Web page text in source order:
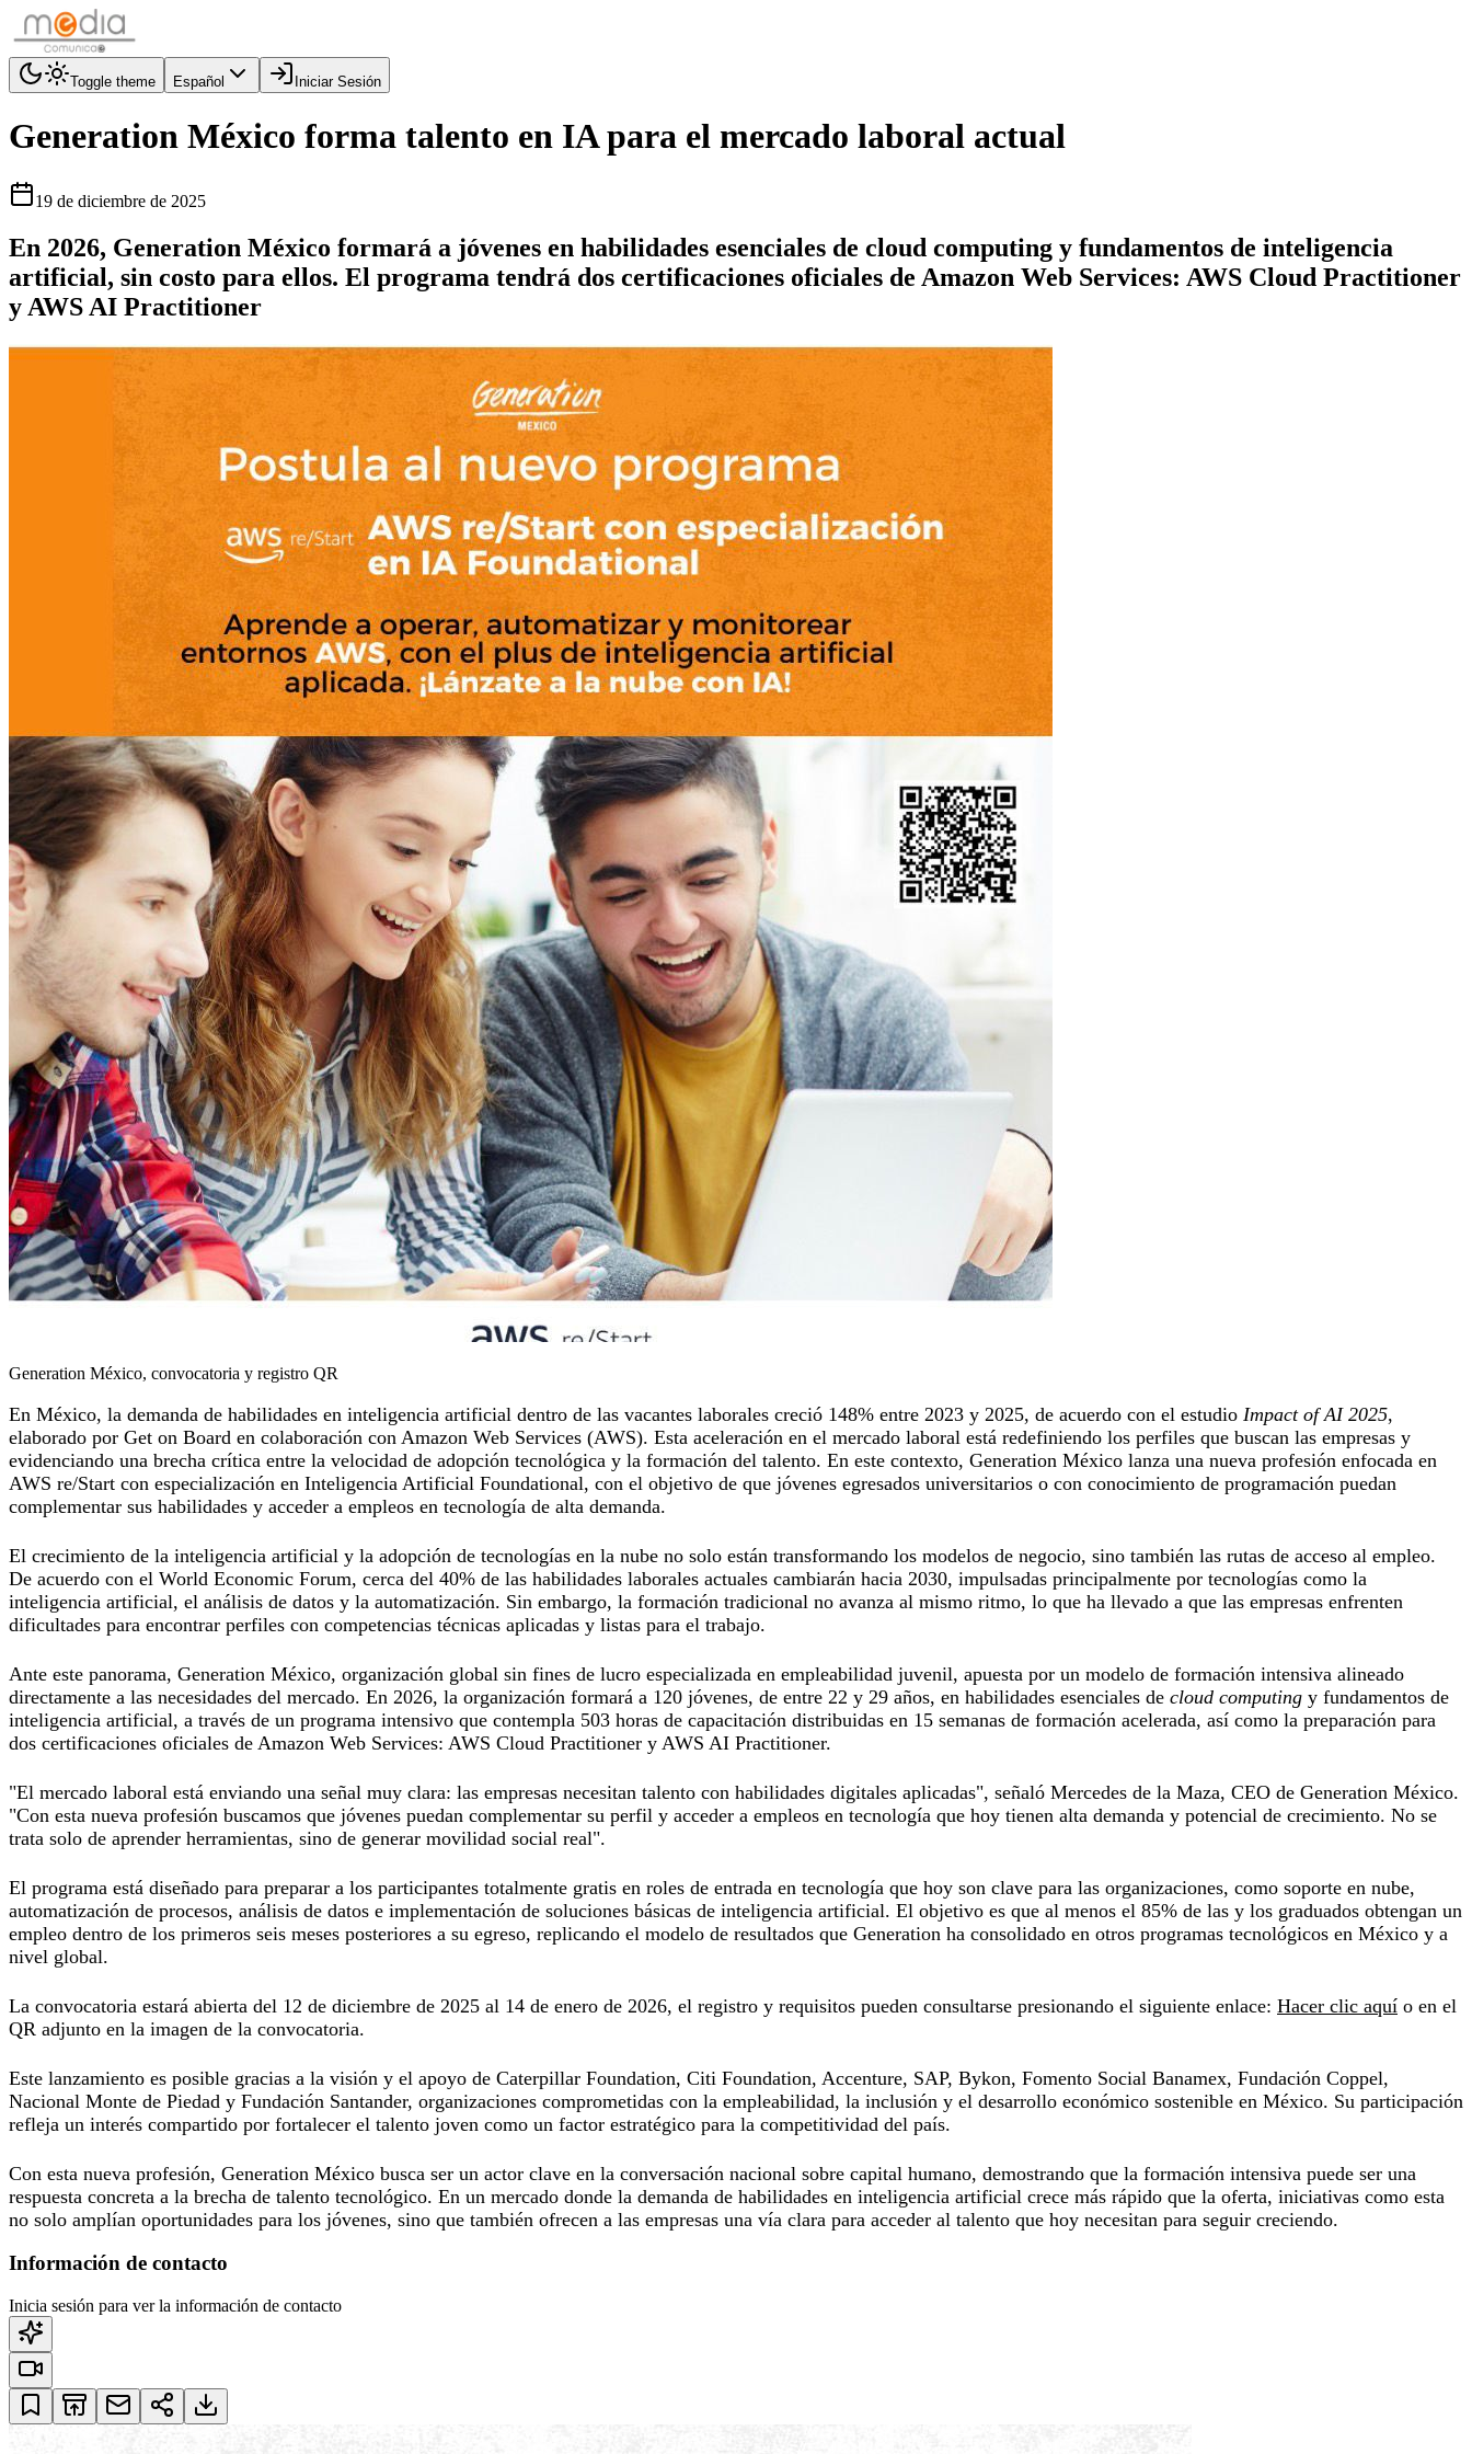
Toggle theme Español Iniciar Sesión
Generation México forma talento en IA para el mercado laboral actual
19 de diciembre de 2025
En 2026, Generation México formará a jóvenes en habilidades esenciales de cloud computing y fundamentos de inteligencia
artificial, sin costo para ellos. El programa tendrá dos certificaciones oficiales de Amazon Web Services: AWS Cloud Practitioner
y AWS AI Practitioner
Generation México, convocatoria y registro QR
En México, la demanda de habilidades en inteligencia artificial dentro de las vacantes laborales creció 148% entre 2023 y 2025, de acuerdo con el estudio Impact of AI 2025,
elaborado por Get on Board en colaboración con Amazon Web Services (AWS). Esta aceleración en el mercado laboral está redefiniendo los perfiles que buscan las empresas y
evidenciando una brecha crítica entre la velocidad de adopción tecnológica y la formación del talento. En este contexto, Generation México lanza una nueva profesión enfocada en
AWS re/Start con especialización en Inteligencia Artificial Foundational, con el objetivo de que jóvenes egresados universitarios o con conocimiento de programación puedan
complementar sus habilidades y acceder a empleos en tecnología de alta demanda.
El crecimiento de la inteligencia artificial y la adopción de tecnologías en la nube no solo están transformando los modelos de negocio, sino también las rutas de acceso al empleo.
De acuerdo con el World Economic Forum, cerca del 40% de las habilidades laborales actuales cambiarán hacia 2030, impulsadas principalmente por tecnologías como la
inteligencia artificial, el análisis de datos y la automatización. Sin embargo, la formación tradicional no avanza al mismo ritmo, lo que ha llevado a que las empresas enfrenten
dificultades para encontrar perfiles con competencias técnicas aplicadas y listas para el trabajo.
Ante este panorama, Generation México, organización global sin fines de lucro especializada en empleabilidad juvenil, apuesta por un modelo de formación intensiva alineado
directamente a las necesidades del mercado. En 2026, la organización formará a 120 jóvenes, de entre 22 y 29 años, en habilidades esenciales de cloud computing y fundamentos de
inteligencia artificial, a través de un programa intensivo que contempla 503 horas de capacitación distribuidas en 15 semanas de formación acelerada, así como la preparación para
dos certificaciones oficiales de Amazon Web Services: AWS Cloud Practitioner y AWS AI Practitioner.
"El mercado laboral está enviando una señal muy clara: las empresas necesitan talento con habilidades digitales aplicadas", señaló Mercedes de la Maza, CEO de Generation México.
"Con esta nueva profesión buscamos que jóvenes puedan complementar su perfil y acceder a empleos en tecnología que hoy tienen alta demanda y potencial de crecimiento. No se
trata solo de aprender herramientas, sino de generar movilidad social real".
El programa está diseñado para preparar a los participantes totalmente gratis en roles de entrada en tecnología que hoy son clave para las organizaciones, como soporte en nube,
automatización de procesos, análisis de datos e implementación de soluciones básicas de inteligencia artificial. El objetivo es que al menos el 85% de las y los graduados obtengan un
empleo dentro de los primeros seis meses posteriores a su egreso, replicando el modelo de resultados que Generation ha consolidado en otros programas tecnológicos en México y a
nivel global.
La convocatoria estará abierta del 12 de diciembre de 2025 al 14 de enero de 2026, el registro y requisitos pueden consultarse presionando el siguiente enlace: Hacer clic aquí o en el
QR adjunto en la imagen de la convocatoria.
Este lanzamiento es posible gracias a la visión y el apoyo de Caterpillar Foundation, Citi Foundation, Accenture, SAP, Bykon, Fomento Social Banamex, Fundación Coppel,
Nacional Monte de Piedad y Fundación Santander, organizaciones comprometidas con la empleabilidad, la inclusión y el desarrollo económico sostenible en México. Su participación
refleja un interés compartido por fortalecer el talento joven como un factor estratégico para la competitividad del país.
Con esta nueva profesión, Generation México busca ser un actor clave en la conversación nacional sobre capital humano, demostrando que la formación intensiva puede ser una
respuesta concreta a la brecha de talento tecnológico. En un mercado donde la demanda de habilidades en inteligencia artificial crece más rápido que la oferta, iniciativas como esta
no solo amplían oportunidades para los jóvenes, sino que también ofrecen a las empresas una vía clara para acceder al talento que hoy necesitan para seguir creciendo.
Información de contacto
Inicia sesión para ver la información de contacto